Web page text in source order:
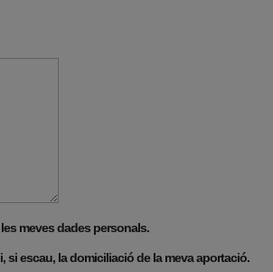
meves dades personals.
si escau, la domiciliació de la meva aportació.